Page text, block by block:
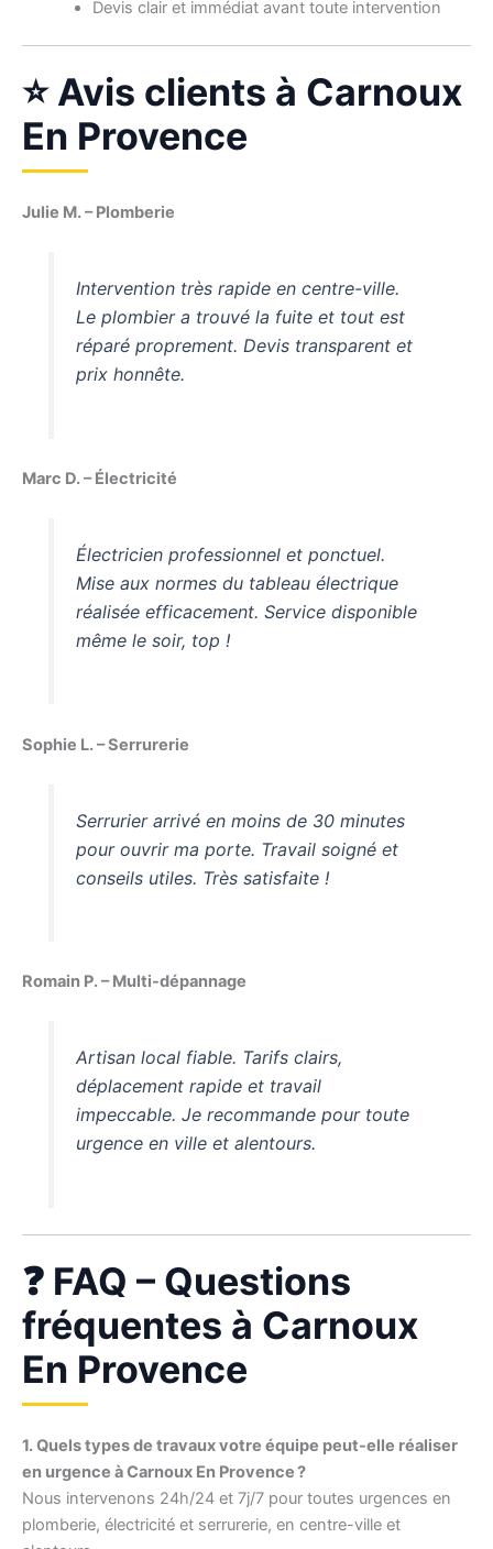
Devis clair et immédiat avant toute intervention
⭐ Avis clients à Carnoux
En Provence
Julie M. – Plomberie
Intervention très rapide en centre-ville.
Le plombier a trouvé la fuite et tout est
réparé proprement. Devis transparent et
prix honnête.
Marc D. – Électricité
Électricien professionnel et ponctuel.
Mise aux normes du tableau électrique
réalisée efficacement. Service disponible
même le soir, top !
Sophie L. – Serrurerie
Serrurier arrivé en moins de 30 minutes
pour ouvrir ma porte. Travail soigné et
conseils utiles. Très satisfaite !
Romain P. – Multi-dépannage
Artisan local fiable. Tarifs clairs,
déplacement rapide et travail
impeccable. Je recommande pour toute
urgence en ville et alentours.
❓ FAQ – Questions
fréquentes à Carnoux
En Provence
1. Quels types de travaux votre équipe peut-elle réaliser
en urgence à Carnoux En Provence ?
Nous intervenons 24h/24 et 7j/7 pour toutes urgences en
plomberie, électricité et serrurerie, en centre-ville et